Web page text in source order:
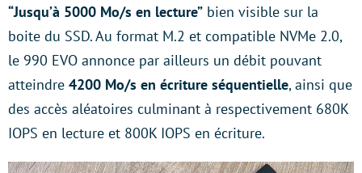
“Jusqu’à 5000 Mo/s en lecture” bien visible sur la
boite du SSD. Au format M.2 et compatible NVMe 2.0,
le 990 EVO annonce par ailleurs un débit pouvant
atteindre 4200 Mo/s en écriture séquentielle, ainsi que
des accès aléatoires culminant à respectivement 680K
IOPS en lecture et 800K IOPS en écriture.